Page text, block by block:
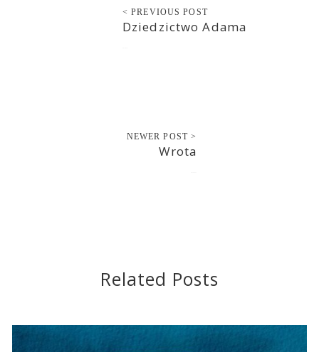
< PREVIOUS POST
Dziedzictwo Adama
NEWER POST >
Wrota
Related Posts